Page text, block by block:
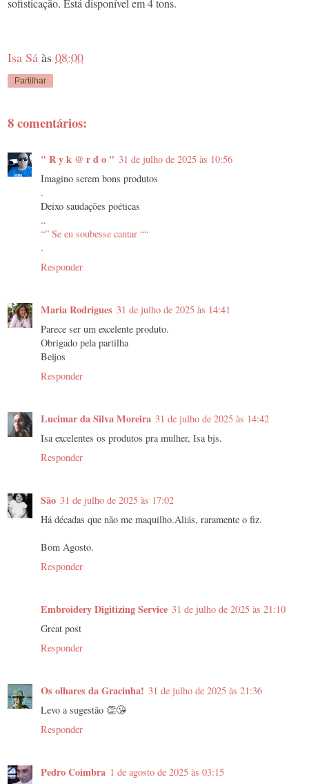
sofisticação. Está disponível em 4 tons.
Isa Sá às 08:00
Partilhar
8 comentários:
" R y k @ r d o " 31 de julho de 2025 às 10:56
Imagino serem bons produtos
.
Deixo saudações poéticas
..
“” Se eu soubesse cantar ““
.
Responder
Maria Rodrigues 31 de julho de 2025 às 14:41
Parece ser um excelente produto.
Obrigado pela partilha
Beijos
Responder
Lucimar da Silva Moreira 31 de julho de 2025 às 14:42
Isa excelentes os produtos pra mulher, Isa bjs.
Responder
São 31 de julho de 2025 às 17:02
Há décadas que não me maquilho.Aliás, raramente o fiz.
Bom Agosto.
Responder
Embroidery Digitizing Service 31 de julho de 2025 às 21:10
Great post
Responder
Os olhares da Gracinha! 31 de julho de 2025 às 21:36
Levo a sugestão 👏😘
Responder
Pedro Coimbra 1 de agosto de 2025 às 03:15